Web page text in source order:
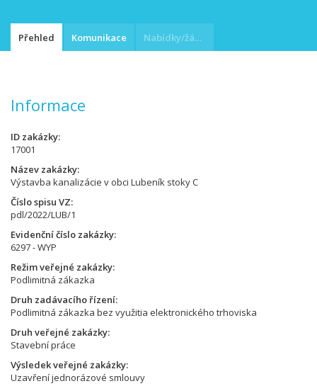
Přehled Komunikace Nabídky/žádosti
Informace
ID zakázky
17001
Název zakázky
Výstavba kanalizácie v obci Lubeník stoky C
Číslo spisu VZ
pdl/2022/LUB/1
Evidenční číslo zakázky
6297 - WYP
Režim veřejné zakázky
Podlimitná zákazka
Druh zadávacího řízení
Podlimitná zákazka bez využitia elektronického trhoviska
Druh veřejné zakázky
Stavební práce
Výsledek veřejné zakázky
Uzavření jednorázové smlouvy